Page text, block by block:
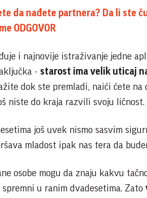
da nađete partnera? Da li ste
ODGOVOR
i najnovije istraživanje jedne
- starost ima velik uticaj
dok ste premladi, naići ćete na
niste do kraja razvili svoju ličnost.
još uvek nismo sasvim
mladost ipak nas tera da
osobe mogu da znaju kakvu
u ranim dvadesetima. Zato